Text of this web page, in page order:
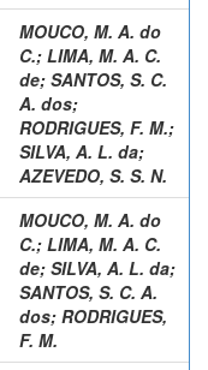
MOUCO, M. A. do
C.; LIMA, M. A. C.
de; SANTOS, S. C.
A. dos;
RODRIGUES, F. M.;
SILVA, A. L. da;
AZEVEDO, S. S. N.
MOUCO, M. A. do
C.; LIMA, M. A. C.
de; SILVA, A. L. da;
SANTOS, S. C. A.
dos; RODRIGUES,
F. M.